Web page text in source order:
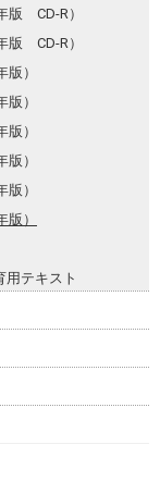
版 CD-R）
版 CD-R）
）
）
）
）
）
）
用テキスト